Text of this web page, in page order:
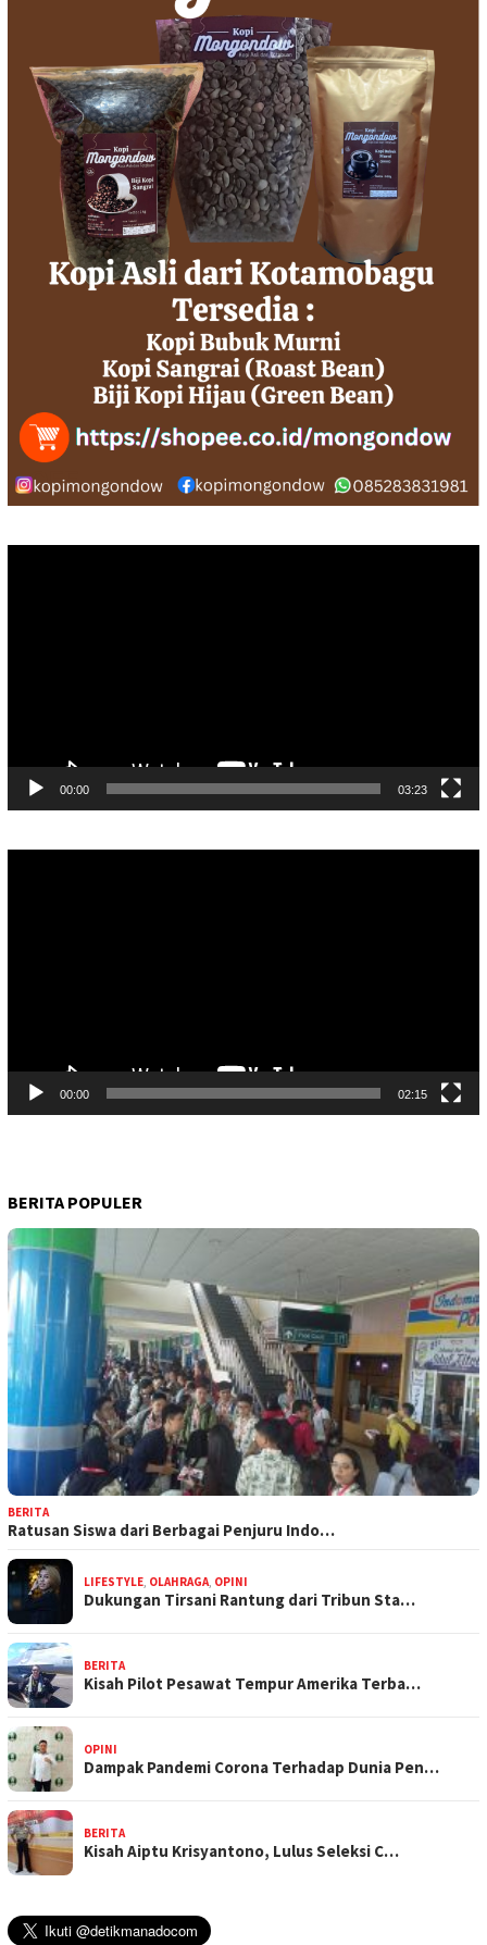
00:00 03:23
00:00 02:15
BERITA POPULER
BERITA
Ratusan Siswa dari Berbagai Penjuru Indo…
LIFESTYLE, OLAHRAGA, OPINI
Dukungan Tirsani Rantung dari Tribun Sta…
BERITA
Kisah Pilot Pesawat Tempur Amerika Terba…
OPINI
Dampak Pandemi Corona Terhadap Dunia Pen…
BERITA
Kisah Aiptu Krisyantono, Lulus Seleksi C…